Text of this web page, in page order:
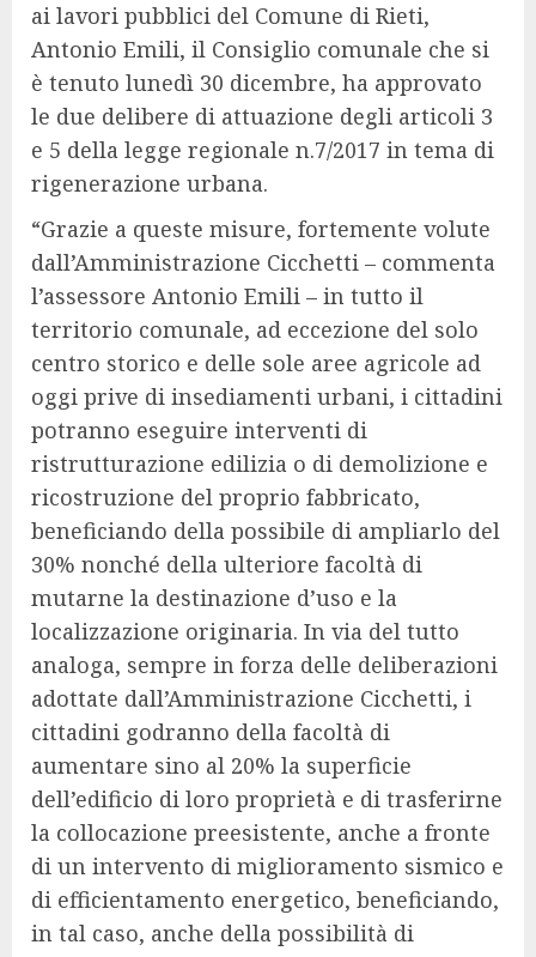
ai lavori pubblici del Comune di Rieti,
Antonio Emili, il Consiglio comunale che si
è tenuto lunedì 30 dicembre, ha approvato
le due delibere di attuazione degli articoli 3
e 5 della legge regionale n.7/2017 in tema di
rigenerazione urbana.
“Grazie a queste misure, fortemente volute
dall’Amministrazione Cicchetti – commenta
l’assessore Antonio Emili – in tutto il
territorio comunale, ad eccezione del solo
centro storico e delle sole aree agricole ad
oggi prive di insediamenti urbani, i cittadini
potranno eseguire interventi di
ristrutturazione edilizia o di demolizione e
ricostruzione del proprio fabbricato,
beneficiando della possibile di ampliarlo del
30% nonché della ulteriore facoltà di
mutarne la destinazione d’uso e la
localizzazione originaria. In via del tutto
analoga, sempre in forza delle deliberazioni
adottate dall’Amministrazione Cicchetti, i
cittadini godranno della facoltà di
aumentare sino al 20% la superficie
dell’edificio di loro proprietà e di trasferirne
la collocazione preesistente, anche a fronte
di un intervento di miglioramento sismico e
di efficientamento energetico, beneficiando,
in tal caso, anche della possibilità di